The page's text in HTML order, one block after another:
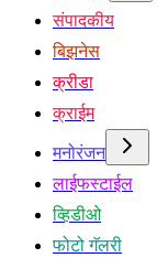
संपादकीय
बिझनेस
क्रीडा
क्राईम
मनोरंजन
लाईफस्टाईल
व्हिडीओ
फोटो गॅलरी